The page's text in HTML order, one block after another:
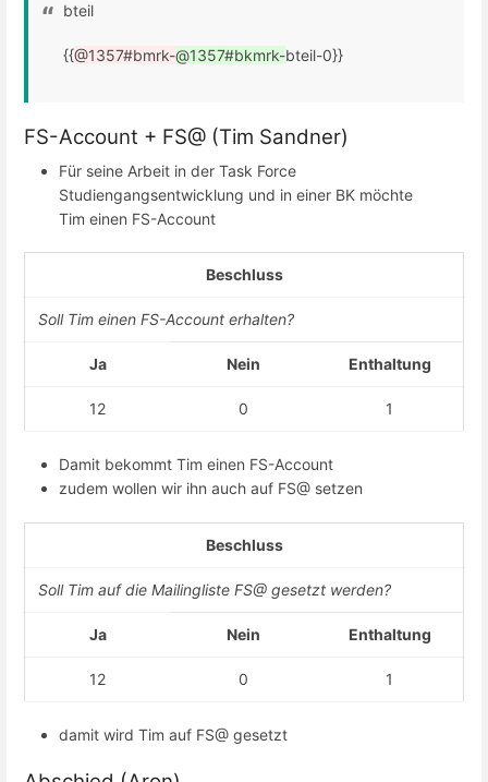
bteil
{{@1357#bmrk-@1357#bkmrk-bteil-0}}
FS-Account + FS@ (Tim Sandner)
Für seine Arbeit in der Task Force
Studiengangsentwicklung und in einer BK möchte
Tim einen FS-Account
Beschluss
Soll Tim einen FS-Account erhalten?
Ja Nein Enthaltung
12 0 1
Damit bekommt Tim einen FS-Account
zudem wollen wir ihn auch auf FS@ setzen
Beschluss
Soll Tim auf die Mailingliste FS@ gesetzt werden?
Ja Nein Enthaltung
12 0 1
damit wird Tim auf FS@ gesetzt